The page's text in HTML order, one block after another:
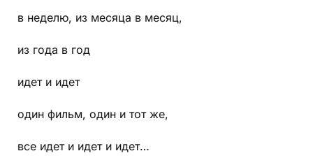
в неделю, из месяца в месяц,
из года в год
идет и идет
один фильм, один и тот же,
все идет и идет и идет…